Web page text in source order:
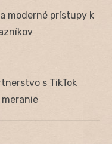
moderné prístupy k
s TikTok